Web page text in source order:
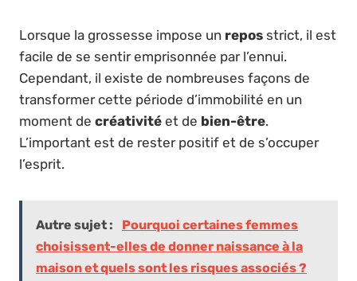
Lorsque la grossesse impose un repos strict, il est
facile de se sentir emprisonnée par l’ennui.
Cependant, il existe de nombreuses façons de
transformer cette période d’immobilité en un
moment de créativité et de bien-être.
L’important est de rester positif et de s’occuper
l’esprit.
Autre sujet :
Pourquoi certaines femmes
choisissent-elles de donner naissance à la
maison et quels sont les risques associés ?